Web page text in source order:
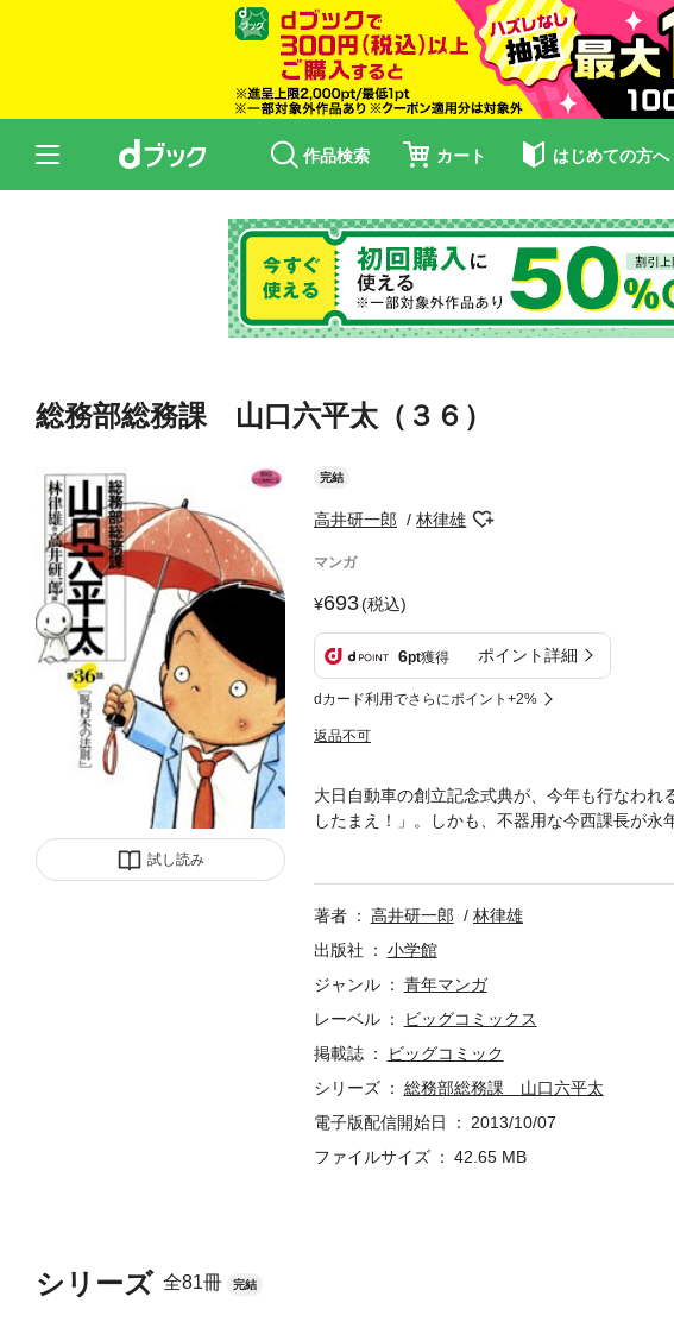
作品検索 カート はじめての方へ
総務部総務課 山口六平太（３６）
試し読み
完結
高井研一郎 林律雄
マンガ
693(税込)
6pt獲得 ポイント詳細
dカード利用でさらにポイント+2%
返品不可
シリーズ 全81冊 完結
大日自動車の創立記念式典が、今年も行なわ
したまえ！」。しかも、不器用な今西課長が
著者 高井研一郎
林律雄
出版社
小学館
ジャンル
青年マンガ
レーベル
ビッグコミックス
掲載誌
ビッグコミック
シリーズ
総務部総務課 山口六平太
電子版配信開始日
2013/10/07
ファイルサイズ
42.65 MB